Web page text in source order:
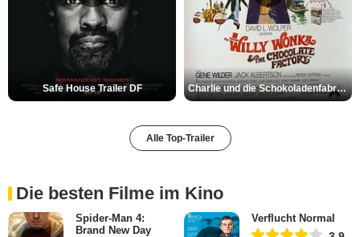
Safe House Trailer DF Charlie und die Schokoladenfabrik Trailer OV
Alle Top-Trailer
Die besten Filme im Kino
Spider-Man 4:
Brand New Day
Verflucht Normal